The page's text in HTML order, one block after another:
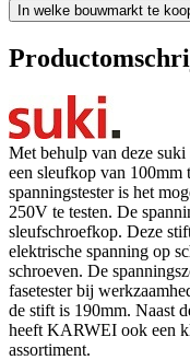
In welke bouwmarkt te
Met behulp van deze
een sleufkop van 100mm
spanningstester is het
250V te testen. De
sleufschroefkop. Deze
elektrische spanning op
schroeven. De
fasetester bij
de stift is 190mm. Naast
heeft KARWEI ook een
assortiment.